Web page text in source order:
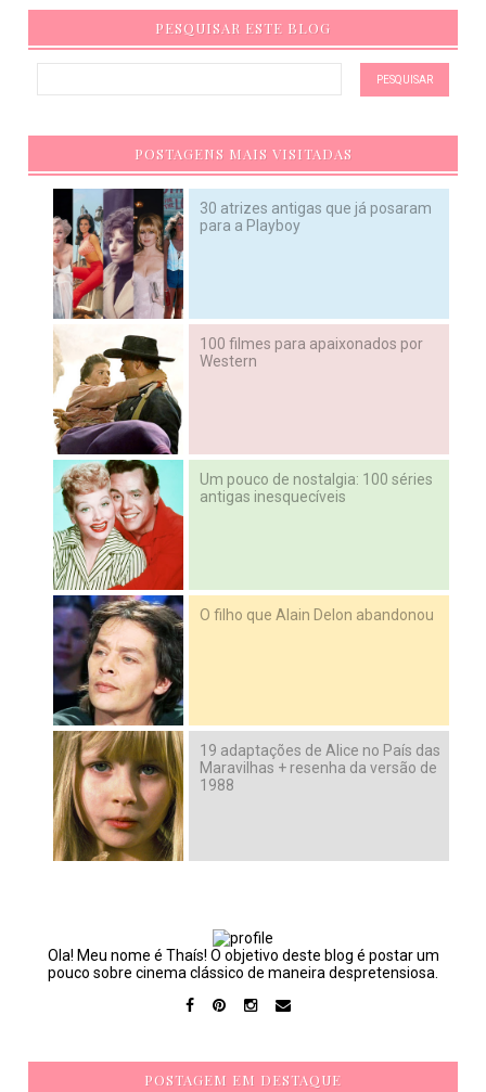
PESQUISAR ESTE BLOG
POSTAGENS MAIS VISITADAS
30 atrizes antigas que já posaram
para a Playboy
100 filmes para apaixonados por
Western
Um pouco de nostalgia: 100 séries
antigas inesquecíveis
O filho que Alain Delon abandonou
19 adaptações de Alice no País das
Maravilhas + resenha da versão de
1988
Ola! Meu nome é Thaís! O objetivo deste blog é postar um
pouco sobre cinema clássico de maneira despretensiosa.
POSTAGEM EM DESTAQUE